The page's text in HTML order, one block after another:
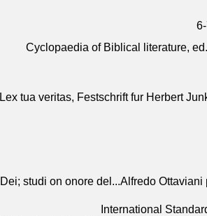
Cyclopaedia of Biblical literature,
Lex tua veritas, Festschrift fur Herbert
studi on onore del...Alfredo
International